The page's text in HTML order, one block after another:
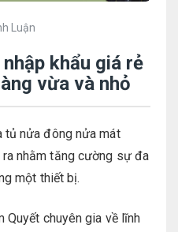
Luận
khẩu giá rẻ
vừa và nhỏ
tủ nửa đông nửa mát
nhằm tăng cường sự đa
một thiết bị.
Quyết chuyên gia về lĩnh